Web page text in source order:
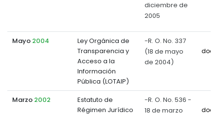
diciembre de
2005
Mayo 2004
Ley Orgánica de
Transparencia y
Acceso a la
Información
Pública (LOTAIP)
-R. O. No. 337
(18 de mayo
de 2004)
Marzo 2002
Estatuto de
Régimen Jurídico
-R. O. No. 536 -
18 de marzo